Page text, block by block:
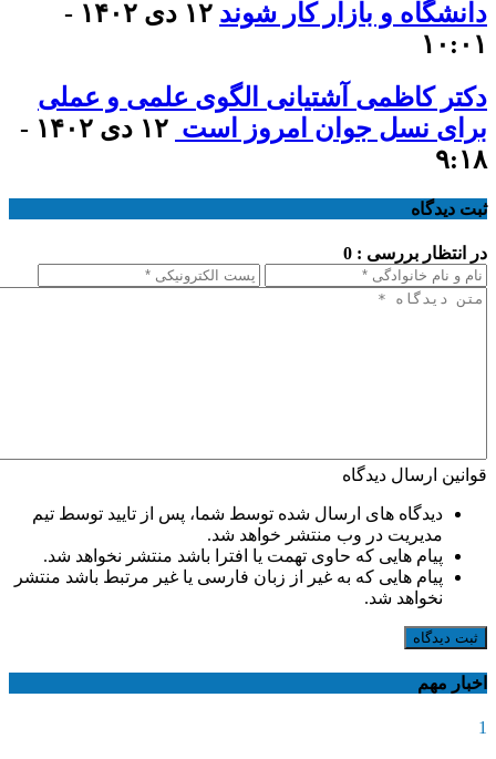
دانشگاه و بازار کار شوند
۱۲ دی ۱۴۰۲ -
۱۰:۰۱
دکتر کاظمی آشتیانی الگوی علمی و عملی
برای نسل جوان امروز است
۱۲ دی ۱۴۰۲ -
۹:۱۸
ثبت دیدگاه
در انتظار بررسی : 0
قوانین ارسال دیدگاه
دیدگاه های ارسال شده توسط شما، پس از تایید توسط تیم
مدیریت در وب منتشر خواهد شد.
پیام هایی که حاوی تهمت یا افترا باشد منتشر نخواهد شد.
پیام هایی که به غیر از زبان فارسی یا غیر مرتبط باشد منتشر
نخواهد شد.
ثبت دیدگاه
اخبار مهم
1